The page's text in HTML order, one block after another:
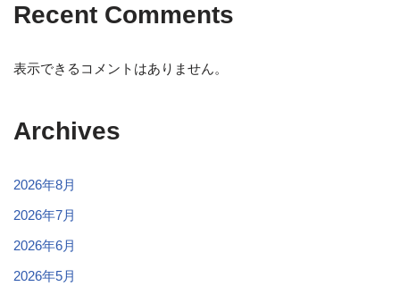
Recent Comments
表示できるコメントはありません。
Archives
2026年8月
2026年7月
2026年6月
2026年5月